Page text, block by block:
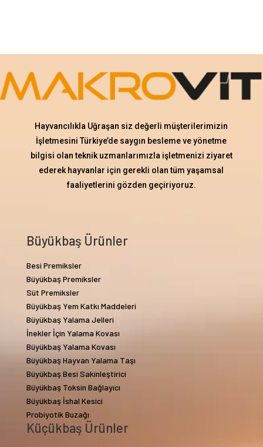
Hayvancılıkla Uğraşan siz değerli müşterilerimizin
İşletmesini Türkiye’de saygın besleme ve yönetme
bilgisi olan teknik uzmanlarımızla işletmenizi ziyaret
ederek hayvanlar için gerekli olan tüm yaşamsal
faaliyetlerini gözden geçiriyoruz.
Büyükbaş Ürünler
Besi Premiksler
Büyükbaş Premiksler
Süt Premiksler
Büyükbaş Yem Katkı Maddeleri
Büyükbaş Yalama Jelleri
İnekler İçin Yalama Kovası
Büyükbaş Yalama Kovası
Büyükbaş Hayvan Yalama Taşı
Büyükbaş Besi Sakinleştirici
Büyükbaş Toksin Bağlayıcı
Büyükbaş İshal Kesici
Probiyotik Buzağı
Küçükbaş Ürünler